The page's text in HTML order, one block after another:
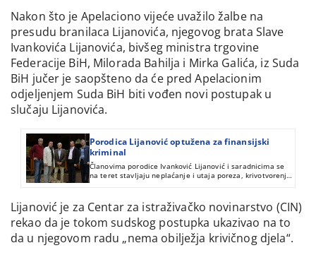
Nakon što je Apelaciono vijeće uvažilo žalbe na
presudu branilaca Lijanovića, njegovog brata Slave
Ivankovića Lijanovića, bivšeg ministra trgovine
Federacije BiH, Milorada Bahilja i Mirka Galića, iz Suda
BiH jučer je saopšteno da će pred Apelacionim
odjeljenjem Suda BiH biti vođen novi postupak u
slučaju Lijanovića.
Porodica Lijanović optužena za finansijski
kriminal
Članovima porodice Ivanković Lijanović i saradnicima se
na teret stavljaju neplaćanje i utaja poreza, krivotvorenje
i uništavanje poslovnih i trgovačkih knjiga i isprava te
Lijanović je za Centar za istraživačko novinarstvo (CIN)
rekao da je tokom sudskog postupka ukazivao na to
da u njegovom radu „nema obilježja krivičnog djela“.